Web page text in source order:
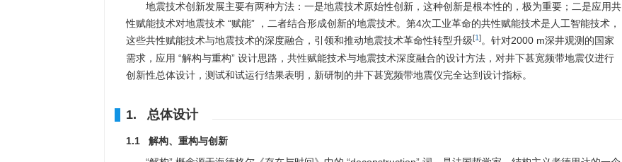
地震技术创新发展主要有两种方法：一是地震技术原始性创新，这种创新是根本性的，极为重要；二是应用共
性赋能技术对地震技术 “赋能” ，二者结合形成创新的地震技术。第4次工业革命的共性赋能技术是人工智能技术，
这些共性赋能技术与地震技术的深度融合，引领和推动地震技术革命性转型升级[1]。针对2000 m深井观测的国家
需求，应用 “解构与重构” 设计思路，共性赋能技术与地震技术深度融合的设计方法，对井下甚宽频带地震仪进行
创新性总体设计，测试和试运行结果表明，新研制的井下甚宽频带地震仪完全达到设计指标。
1. 总体设计
1.1 解构、重构与创新